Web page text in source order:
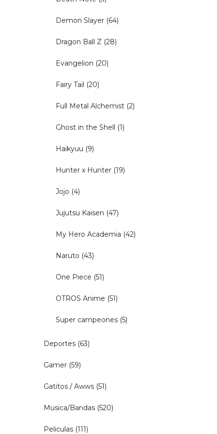
Demon Slayer (64)
Dragon Ball Z (28)
Evangelion (20)
Fairy Tail (20)
Full Metal Alchemist (2)
Ghost in the Shell (1)
Haikyuu (9)
Hunter x Hunter (19)
Jojo (4)
Jujutsu Kaisen (47)
My Hero Academia (42)
Naruto (43)
One Piece (51)
OTROS Anime (51)
Super campeones (5)
Deportes (63)
Gamer (59)
Gatitos / Awws (51)
Musica/Bandas (520)
Peliculas (111)